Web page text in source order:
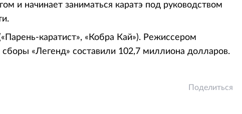
и начинает заниматься каратэ под руководством
каратист», «Кобра Кай»). Режиссером
«Легенд» составили 102,7 миллиона долларов.
Поделиться